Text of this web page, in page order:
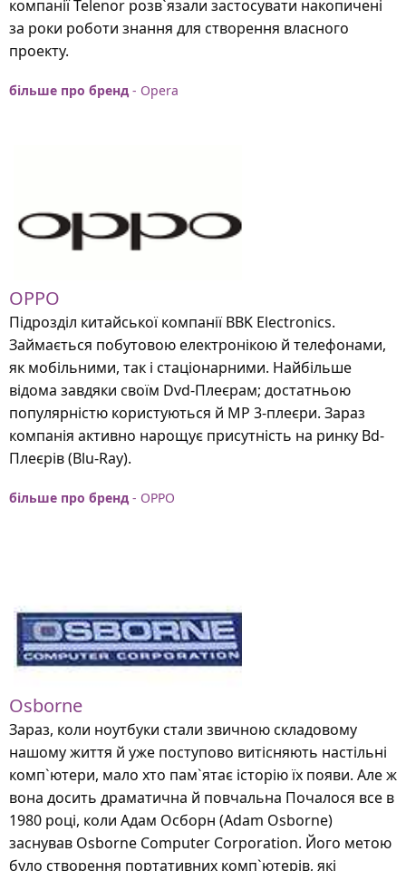
компанії Telenor розв`язали застосувати накопичені
за роки роботи знання для створення власного
проекту.
більше про бренд - Opera
OPPO
Підрозділ китайської компанії BBK Electronics.
Займається побутовою електронікою й телефонами,
як мобільними, так і стаціонарними. Найбільше
відома завдяки своїм Dvd-Плеєрам; достатньою
популярністю користуються й MP 3-плеєри. Зараз
компанія активно нарощує присутність на ринку Bd-
Плеєрів (Blu-Ray).
більше про бренд - OPPO
Osborne
Зараз, коли ноутбуки стали звичною складовому
нашому життя й уже поступово витісняють настільні
комп`ютери, мало хто пам`ятає історію їх появи. Але ж
вона досить драматична й повчальна Почалося все в
1980 році, коли Адам Осборн (Adam Osborne)
заснував Osborne Computer Corporation. Його метою
було створення портативних комп`ютерів, які